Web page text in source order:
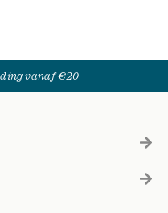
vanaf €20